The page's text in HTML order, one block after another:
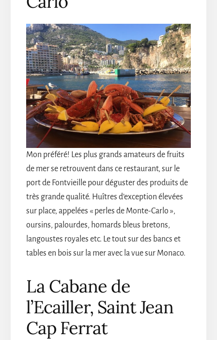
Mon préféré! Les plus grands amateurs de fruits
de mer se retrouvent dans ce restaurant, sur le
port de Fontvieille pour déguster des produits de
très grande qualité. Huîtres d’exception élevées
sur place, appelées « perles de Monte-Carlo »,
oursins, palourdes, homards bleus bretons,
langoustes royales etc. Le tout sur des bancs et
tables en bois sur la mer avec la vue sur Monaco.
La Cabane de
l’Ecailler, Saint Jean
Cap Ferrat